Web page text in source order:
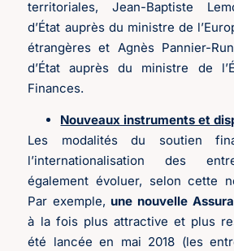
territoriales, Jean-Baptiste
d’État auprès du ministre de
étrangères et Agnès Pannier-
d’État auprès du ministre de
Finances.
Nouveaux instruments et
Les modalités du soutien
l’internationalisation des
également évoluer, selon cette
Par exemple, une nouvelle
à la fois plus attractive et plus
été lancée en mai 2018 (les